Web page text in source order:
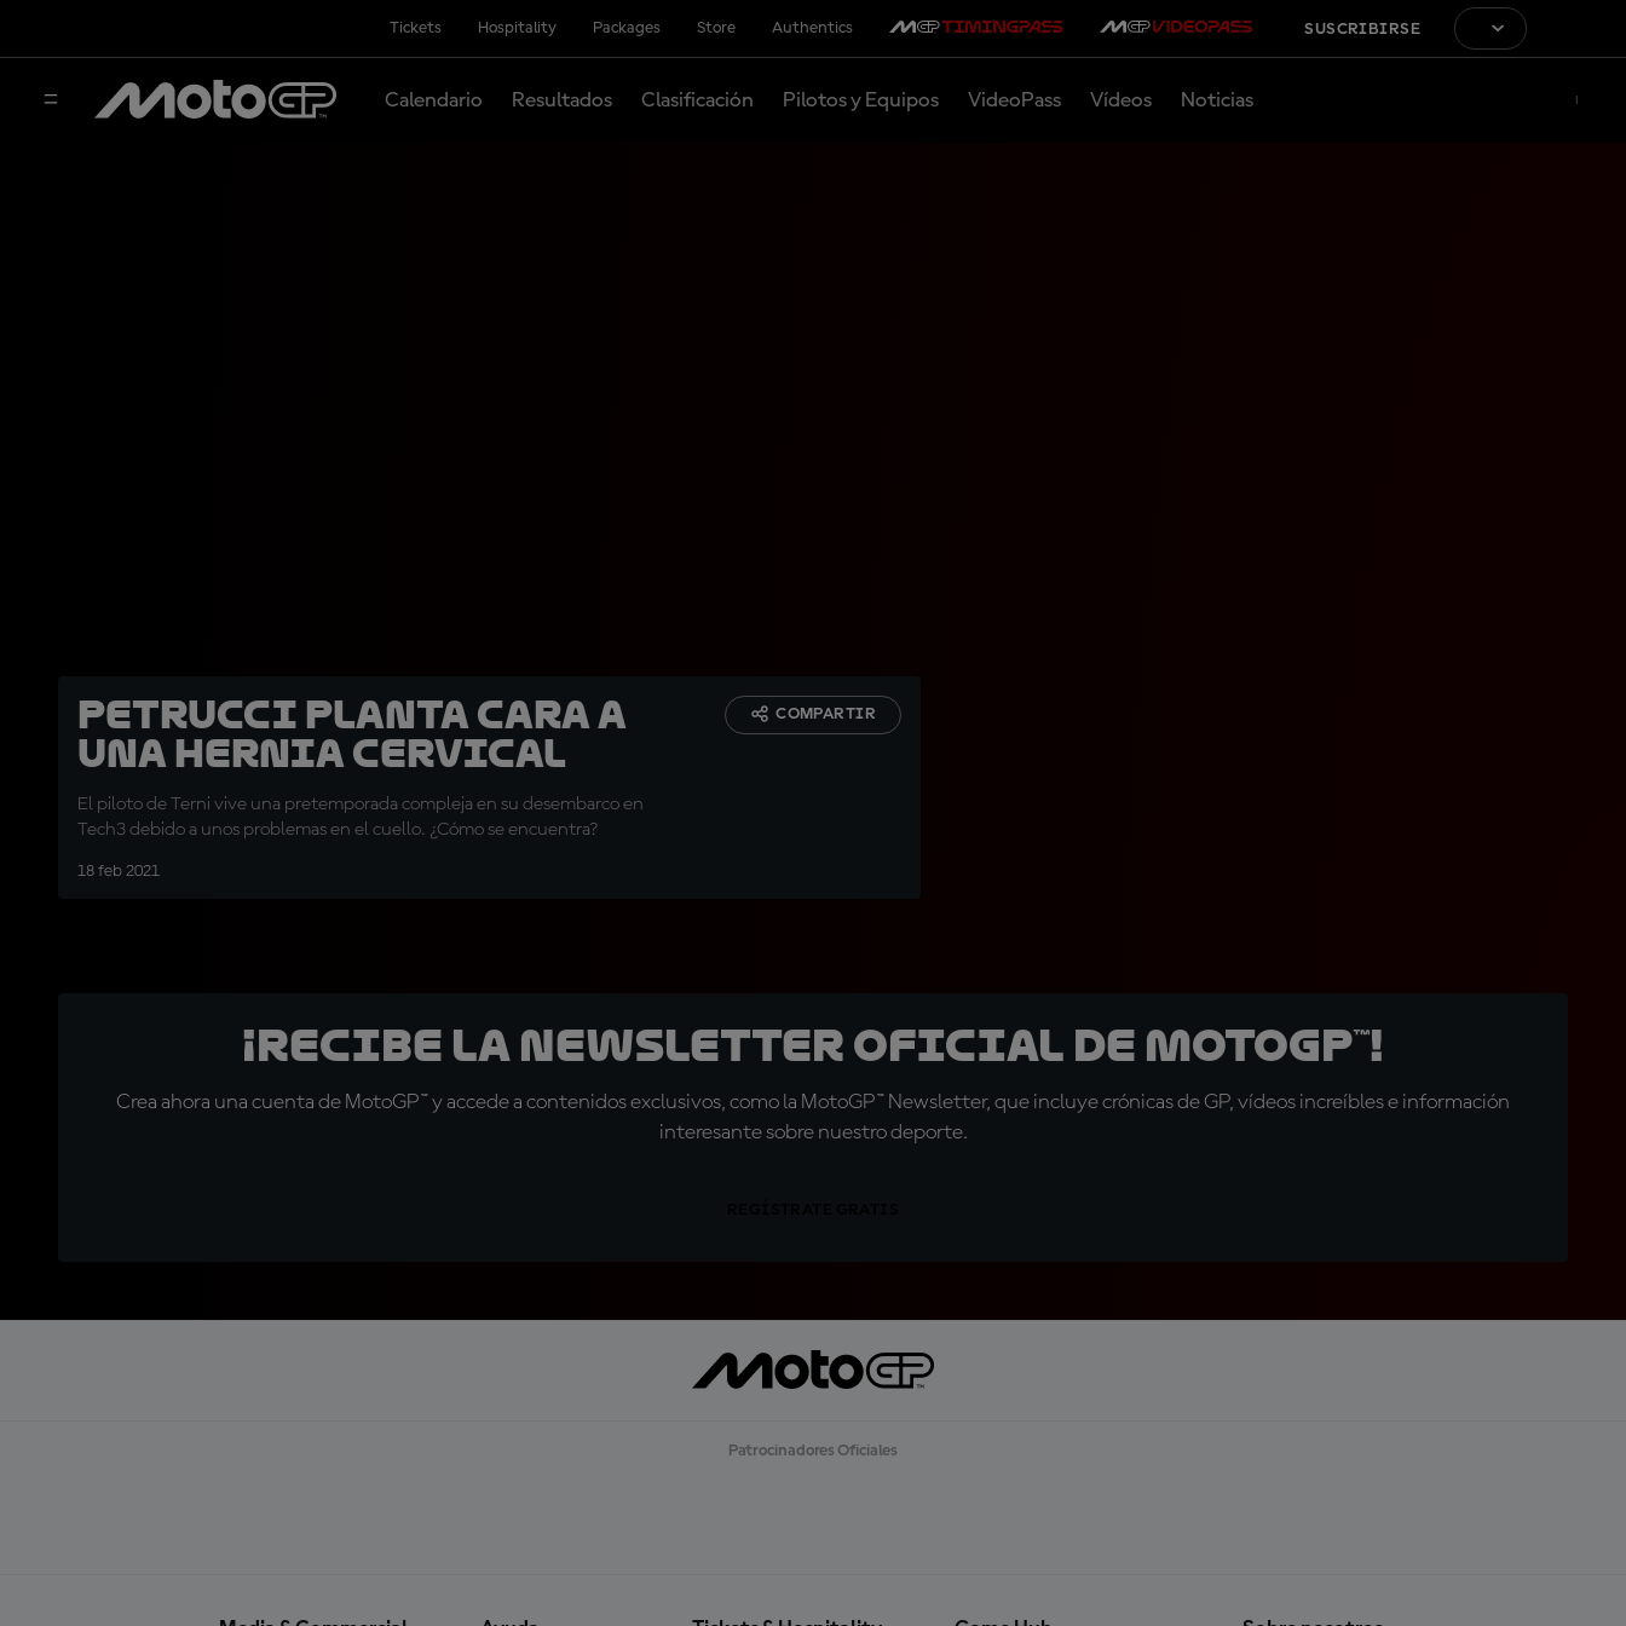
Tickets Hospitality Packages Store Authentics SUSCRIBIRSE
Calendario Resultados Clasificación Pilotos y Equipos VideoPass Vídeos Noticias
Petrucci planta cara a
una hernia cervical
El piloto de Terni vive una pretemporada compleja en su desembarco en
Tech3 debido a unos problemas en el cuello. ¿Cómo se encuentra?
18 feb 2021
COMPARTIR
¡Recibe la Newsletter oficial de MotoGP™!
Crea ahora una cuenta de MotoGP™ y accede a contenidos exclusivos, como la MotoGP™ Newsletter, que incluye crónicas de GP, vídeos increíbles e información
interesante sobre nuestro deporte.
Patrocinadores Oficiales